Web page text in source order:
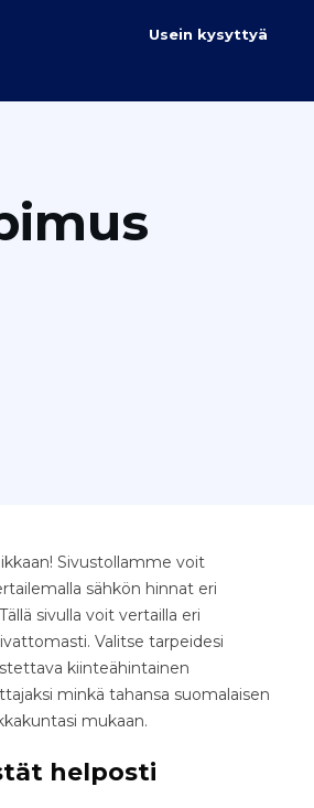
Usein kysyttyä
Sivustollamme voit
sähkön hinnat eri
sivulla voit vertailla eri
Valitse tarpeidesi
kiinteähintainen
minkä tahansa suomalaisen
mukaan.
helposti